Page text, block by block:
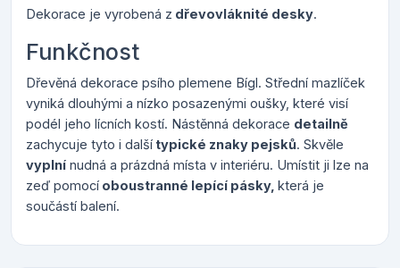
Dekorace je vyrobená z dřevovláknité desky.
Funkčnost
Dřevěná dekorace psího plemene Bígl. Střední mazlíček
vyniká dlouhými a nízko posazenými oušky, které visí
podél jeho lícních kostí. Nástěnná dekorace detailně
zachycuje tyto i další typické znaky pejsků. Skvěle
vyplní nudná a prázdná místa v interiéru. Umístit ji lze na
zeď pomocí oboustranné lepící pásky, která je
součástí balení.